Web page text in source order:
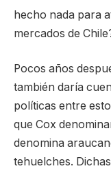
hecho nada para
mercados de
Pocos años
también daría
políticas entre
que Cox
denomina
tehuelches.